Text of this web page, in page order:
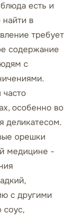
есть и
в
требует
содержание
с
часто
особенно во
деликатесом.
орешки
медицине -
с другими
соус,